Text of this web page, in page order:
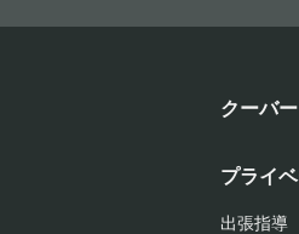
クーバ
プライ
出張指導